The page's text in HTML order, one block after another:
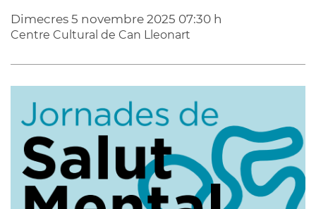
Dimecres 5 novembre 2025 07:30 h
Centre Cultural de Can Lleonart